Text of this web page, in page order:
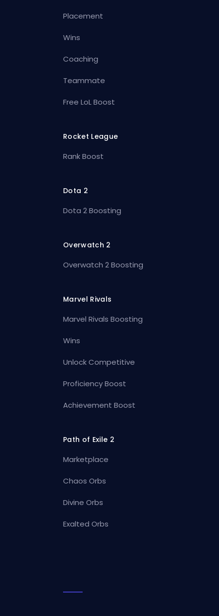
Placement
Wins
Coaching
Teammate
Free LoL Boost
Rocket League
Rank Boost
Dota 2
Dota 2 Boosting
Overwatch 2
Overwatch 2 Boosting
Marvel Rivals
Marvel Rivals Boosting
Wins
Unlock Competitive
Proficiency Boost
Achievement Boost
Path of Exile 2
Marketplace
Chaos Orbs
Divine Orbs
Exalted Orbs